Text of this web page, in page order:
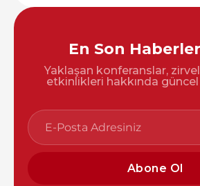
En Son
Yaklaşan konferanslar,
etkinlikleri hakkında
Abone Ol